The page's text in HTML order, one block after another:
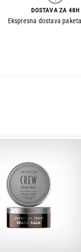
DOSTAVA ZA 48H
Ekspresna dostava